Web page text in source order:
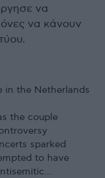
να
να κάνουν
in the Netherlands
the couple
sparked
to have